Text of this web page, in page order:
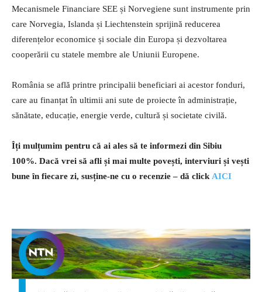
Mecanismele Financiare SEE și Norvegiene sunt instrumente prin
care Norvegia, Islanda și Liechtenstein sprijină reducerea
diferențelor economice și sociale din Europa și dezvoltarea
cooperării cu statele membre ale Uniunii Europene.
România se află printre principalii beneficiari ai acestor fonduri,
care au finanțat în ultimii ani sute de proiecte în administrație,
sănătate, educație, energie verde, cultură și societate civilă.
Îți mulțumim pentru că ai ales să te informezi din Sibiu
100%. Dacă vrei să afli și mai multe povești, interviuri și vești
bune în fiecare zi, susține-ne cu o recenzie – dă click AICI